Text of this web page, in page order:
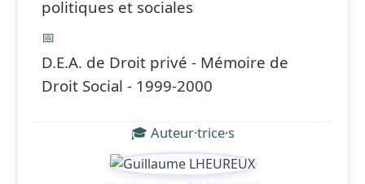
politiques et sociales
📅
D.E.A. de Droit privé - Mémoire de
Droit Social - 1999-2000
🎓 Auteur·trice·s